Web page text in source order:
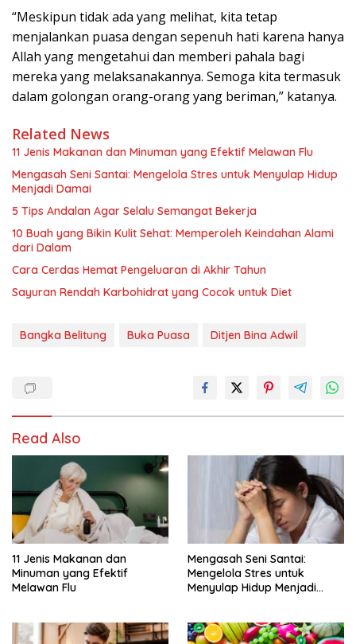
“Meskipun tidak ada yang melihat, kita tetap
menjalankan puasa dengan sepenuh hati karena hanya
Allah yang mengetahui dan memberi pahala bagi
mereka yang melaksanakannya. Semoga kita termasuk
dalam golongan orang-orang yang beriman,” katanya.
Related News
11 Jenis Makanan dan Minuman yang Efektif Melawan Flu
Mengasah Seni Santai: Mengelola Stres untuk Menyulap Hidup
Menjadi Damai
5 Tips Andalan Agar Selalu Semangat Bekerja
10 Buah yang Bikin Kulit Sehat: Memperoleh Keindahan Alami
dari Dalam
Cara Cerdas Hemat Pengeluaran di Akhir Tahun
Sayuran Rendah Karbohidrat yang Cocok untuk Diet
Bangka Belitung Buka Puasa Ditjen Bina Adwil
Read Also
11 Jenis Makanan dan
Minuman yang Efektif
Melawan Flu
Mengasah Seni Santai:
Mengelola Stres untuk
Menyulap Hidup Menjadi